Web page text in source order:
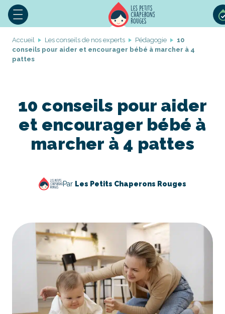
Accueil Les conseils de nos experts Pédagogie
10
conseils pour aider et encourager bébé à marcher à 4
pattes
10 conseils pour aider
et encourager bébé à
marcher à 4 pattes
Par Les Petits Chaperons Rouges